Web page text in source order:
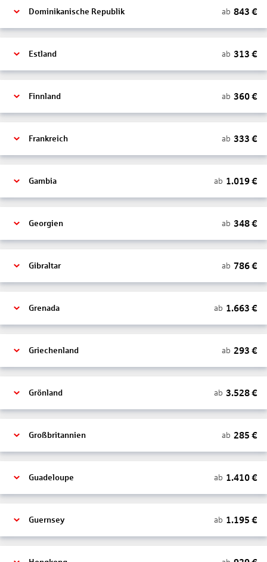
Dominikanische Republik ab 843 €
Estland ab 313 €
Finnland ab 360€
Frankreich ab 333 €
Gambia ab 1.019€
Georgien ab 348€
Gibraltar ab 786€
Grenada ab 1.663 €
Griechenland ab 293 €
Grönland ab 3.528€
Großbritannien ab 285 €
Guadeloupe ab 1.410€
Guernsey ab 1.195 €